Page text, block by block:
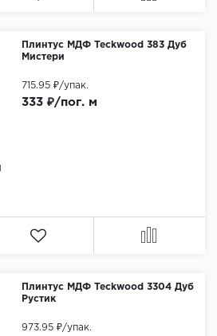
Плинтус МДФ Teckwood 383 Дуб
Мистери
333 ₽/пог. м
715.95 ₽/упак.
Плинтус МДФ Teckwood 3304 Дуб
Рустик
973.95 ₽/упак.